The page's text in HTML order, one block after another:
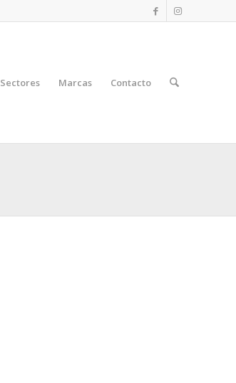
Sectores Marcas Contacto